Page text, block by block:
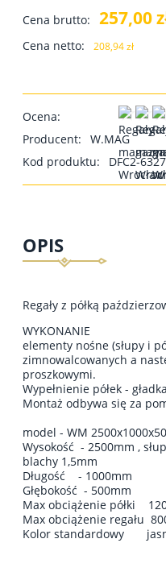
Cena brutto: 257,00
Cena netto: 208,94 zł
Ocena:
Producent:
W.MAG
Kod produktu:
DFC2-
OPIS
Regały z półką
WYKONANIE
elementy nośne (słupy i
zimnowalcowanych a
proszkowymi.
Wypełnienie półek -
Montaż odbywa się za
model - WM
Wysokość - 2500mm ,
blachy 1,5mm
Długość - 1000mm
Głębokość - 500mm
Max obciążenie półki
Max obciążenie regału
Kolor standardowy